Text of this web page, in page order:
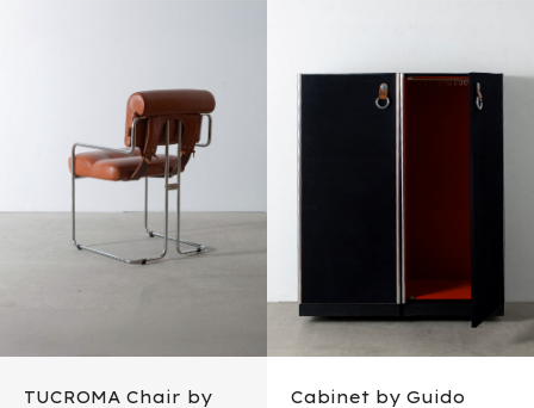
TUCROMA Chair by
Cabinet by Guido